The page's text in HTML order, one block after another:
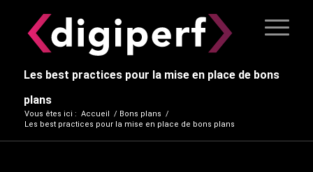
Les best practices pour la mise en place de bons
plans
Vous êtes ici : Accueil / Bons plans /
Les best practices pour la mise en place de bons plans